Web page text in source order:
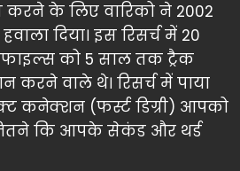
करने के लिए वारिको ने 2002
दिया। इस रिसर्च में 20
को 5 साल तक ट्रैक
करने वाले थे। रिसर्च में पाया
कनेक्शन (फर्स्ट डिग्री) आपको
कि आपके सेकंड और थर्ड